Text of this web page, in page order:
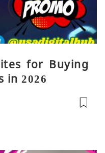
for Buying
in 2026